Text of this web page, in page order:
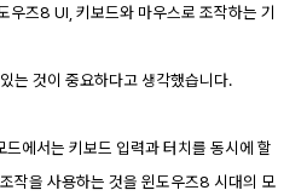
우즈8 UI, 키보드와 마우스로 조작하는 기
는 것이 중요하다고 생각했습니다.
에서는 키보드 입력과 터치를 동시에 할
작을 사용하는 것을 윈도우즈8 시대의 모